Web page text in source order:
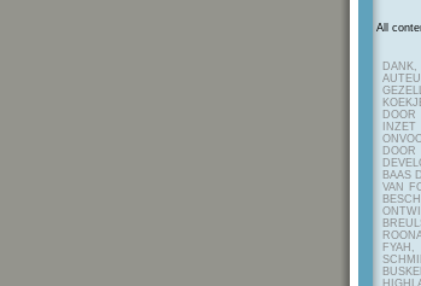
All
BAAS
VAN
FYAH,